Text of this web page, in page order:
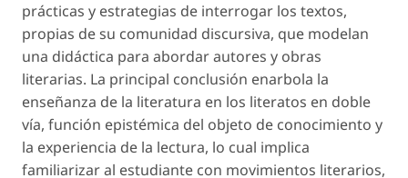
prácticas y estrategias de interrogar los textos,
propias de su comunidad discursiva, que modelan
una didáctica para abordar autores y obras
literarias. La principal conclusión enarbola la
enseñanza de la literatura en los literatos en doble
vía, función epistémica del objeto de conocimiento y
la experiencia de la lectura, lo cual implica
familiarizar al estudiante con movimientos literarios,